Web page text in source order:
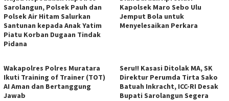
Sarolangun, Polsek Pauh dan
Polsek Air Hitam Salurkan
Santunan kepada Anak Yatim
Piatu Korban Dugaan Tindak
Pidana
Kapolsek Maro Sebo Ulu
Jemput Bola untuk
Menyelesaikan Perkara
Wakapolres Polres Muratara
Ikuti Training of Trainer (TOT)
AI Aman dan Bertanggung
Jawab
Seru!! Kasasi Ditolak MA, SK
Direktur Perumda Tirta Sako
Batuah Inkracht, ICC-RI Desak
Bupati Sarolangun Segera